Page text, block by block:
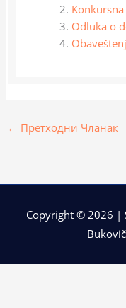
Odluka o
← Претходни Чланак
Copyright © 2026 |